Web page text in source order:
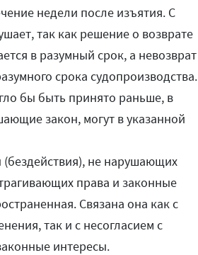
недели после изъятия. С
так как решение о возврате
в разумный срок, а невозврат
срока судопроизводства.
бы быть принято раньше, в
закон, могут в указанной
не нарушающих
права и законные
Связана она как с
так и с несогласием с
интересы.